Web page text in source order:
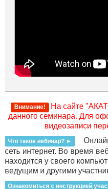
Внимание!
На сайте
данного семинара. Для
видеозаписи
Что такое вебинар? ►
сеть интернет. Во время
находится у своего
ведущим и другими
Ознакомиться с инструкцией